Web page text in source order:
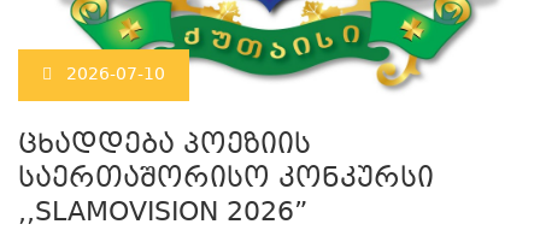
2026-07-10
ცხადდება პოეზიის
საერთაშორისო კონკურსი
,,SLAMOVISION 2026”